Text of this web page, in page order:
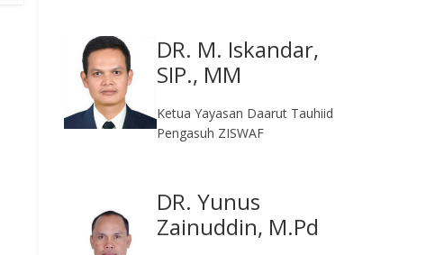
DR. M. Iskandar,
SIP., MM
Ketua Yayasan Daarut Tauhiid
Pengasuh ZISWAF
DR. Yunus
Zainuddin, M.Pd